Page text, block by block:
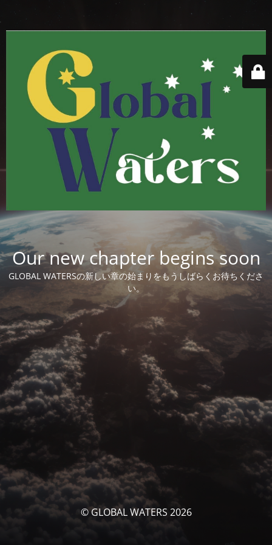
Our new chapter begins soon
GLOBAL WATERSの新しい章の始まりをもうしばらくお待ちくださ
い。
© GLOBAL WATERS 2026